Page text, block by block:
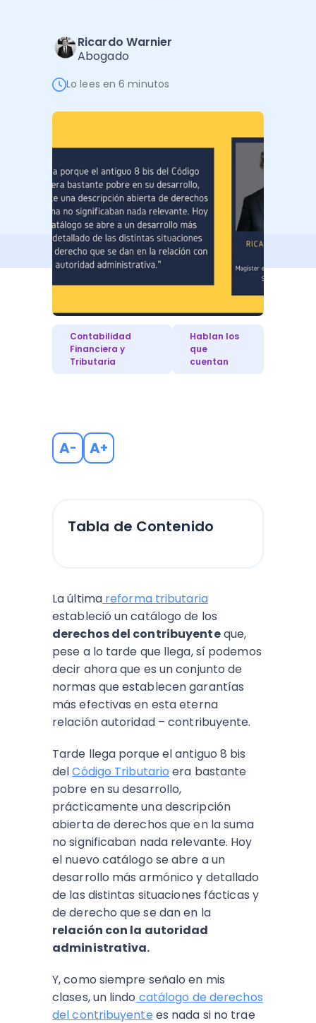
Software Factura y Administración
Autores
Ricardo Warnier
Abogado
Lo lees en 6 minutos
Contabilidad
Financiera y
Tributaria
Hablan los
que
cuentan
A- A+
Tabla de Contenido
La últimareforma tributaria
estableció un catálogo de los
derechos del contribuyenteque,
pese a lo tarde que llega, sí podemos
decir ahora que es un conjunto de
normas que establecen garantías
más efectivas en esta eterna
relación autoridad – contribuyente.
Tarde llega porque el antiguo 8 bis
delCódigo Tributario era bastante
pobre en su desarrollo,
prácticamente una descripción
abierta de derechos que en la suma
no significaban nada relevante. Hoy
el nuevo catálogo se abre a un
desarrollo más armónico y detallado
de las distintas situaciones fácticas y
de derecho que se dan en la
relación con la autoridad
administrativa.
Y, como siempre señalo en mis
clases, un lindo catálogo de derechos
del contribuyente es nada si no trae